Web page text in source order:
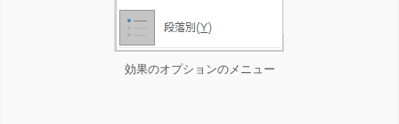
効果のオプションのメニュー